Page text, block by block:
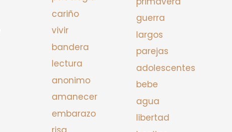
cariño
vivir
bandera
lectura
anonimo
amanecer
embarazo
guerra
largos
parejas
adolescentes
bebe
agua
libertad